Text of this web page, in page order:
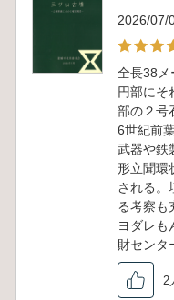
2026/07/
全長38メ
円部にそ
部の２号
6世紀前
武器や鉄
形立聞環
される。
る考察も
ヨダレも
財センタ
2